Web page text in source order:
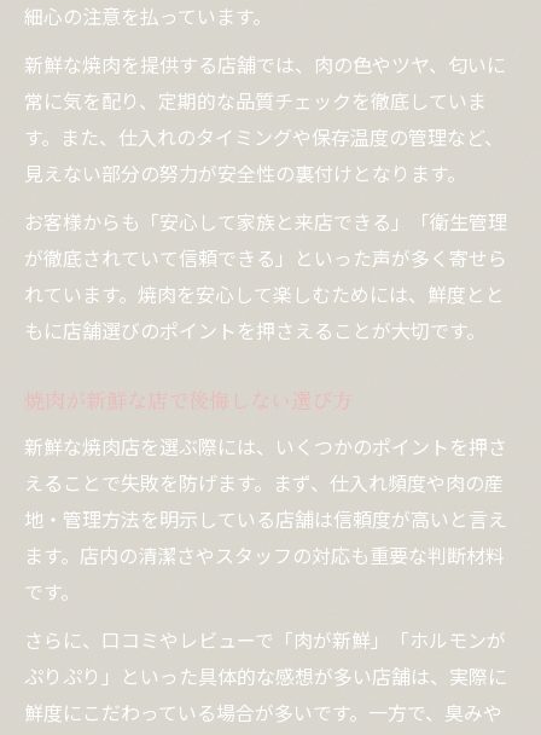
細心の注意を払っています。
新鮮な焼肉を提供する店舗では、肉の色やツヤ、匂いに
常に気を配り、定期的な品質チェックを徹底していま
す。また、仕入れのタイミングや保存温度の管理など、
見えない部分の努力が安全性の裏付けとなります。
お客様からも「安心して家族と来店できる」「衛生管理
が徹底されていて信頼できる」といった声が多く寄せら
れています。焼肉を安心して楽しむためには、鮮度とと
もに店舗選びのポイントを押さえることが大切です。
焼肉が新鮮な店で後悔しない選び方
新鮮な焼肉店を選ぶ際には、いくつかのポイントを押さ
えることで失敗を防げます。まず、仕入れ頻度や肉の産
地・管理方法を明示している店舗は信頼度が高いと言え
ます。店内の清潔さやスタッフの対応も重要な判断材料
です。
さらに、口コミやレビューで「肉が新鮮」「ホルモンが
ぷりぷり」といった具体的な感想が多い店舗は、実際に
鮮度にこだわっている場合が多いです。一方で、臭みや